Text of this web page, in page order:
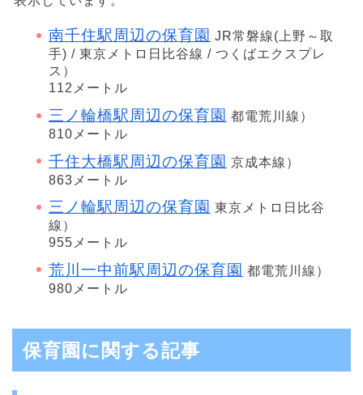
南千住駅周辺の保育園 JR常磐線(上野～取
手) / 東京メトロ日比谷線 / つくばエクスプレ
ス）
112メートル
三ノ輪橋駅周辺の保育園 都電荒川線）
810メートル
千住大橋駅周辺の保育園 京成本線）
863メートル
三ノ輪駅周辺の保育園 東京メトロ日比谷
線）
955メートル
荒川一中前駅周辺の保育園 都電荒川線）
980メートル
保育園に関する記事